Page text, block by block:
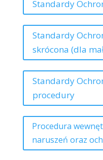
Standardy
Standardy
skrócona (dla
Standardy
procedury
Procedura
naruszeń oraz